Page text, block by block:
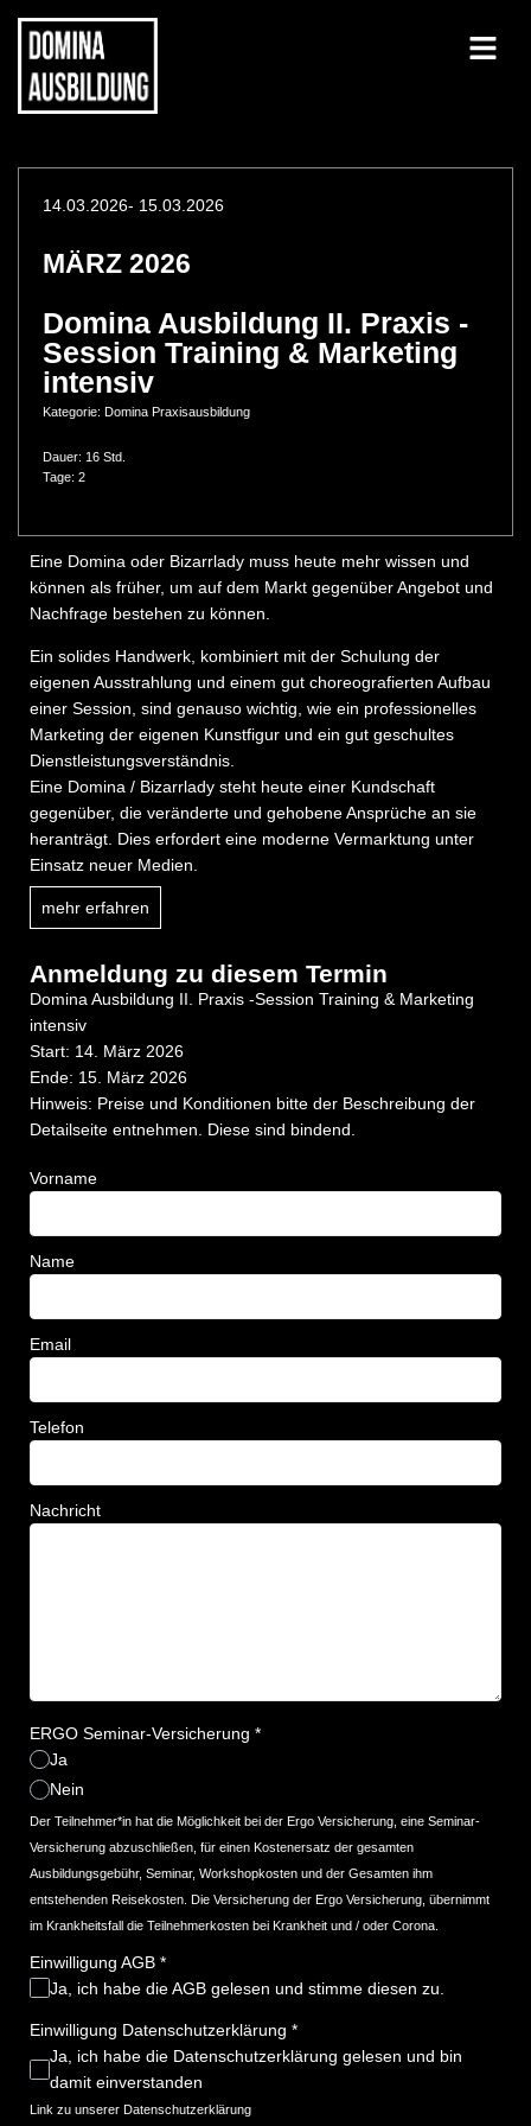
14.03.2026- 15.03.2026
MÄRZ 2026
Domina Ausbildung II. Praxis -
Session Training & Marketing
intensiv
Kategorie: Domina Praxisausbildung
Dauer: 16 Std.
Tage: 2
Eine Domina oder Bizarrlady muss heute mehr wissen und
können als früher, um auf dem Markt gegenüber Angebot und
Nachfrage bestehen zu können.
Ein solides Handwerk, kombiniert mit der Schulung der
eigenen Ausstrahlung und einem gut choreografierten Aufbau
einer Session, sind genauso wichtig, wie ein professionelles
Marketing der eigenen Kunstfigur und ein gut geschultes
Dienstleistungsverständnis.
Eine Domina / Bizarrlady steht heute einer Kundschaft
gegenüber, die veränderte und gehobene Ansprüche an sie
heranträgt. Dies erfordert eine moderne Vermarktung unter
Einsatz neuer Medien.
mehr erfahren
Anmeldung zu diesem Termin
Domina Ausbildung II. Praxis -Session Training & Marketing
intensiv
Start: 14. März 2026
Ende: 15. März 2026
Hinweis: Preise und Konditionen bitte der Beschreibung der
Detailseite entnehmen. Diese sind bindend.
Vorname
Name
Email
Telefon
Nachricht
ERGO Seminar-Versicherung *
Ja
Nein
Der Teilnehmer*in hat die Möglichkeit bei der Ergo Versicherung, eine Seminar-
Versicherung abzuschließen, für einen Kostenersatz der gesamten
Ausbildungsgebühr, Seminar, Workshopkosten und der Gesamten ihm
entstehenden Reisekosten. Die Versicherung der Ergo Versicherung, übernimmt
im Krankheitsfall die Teilnehmerkosten bei Krankheit und / oder Corona.
Einwilligung AGB *
Ja, ich habe die AGB gelesen und stimme diesen zu.
Einwilligung Datenschutzerklärung *
Ja, ich habe die Datenschutzerklärung gelesen und bin
damit einverstanden
Link zu unserer Datenschutzerklärung